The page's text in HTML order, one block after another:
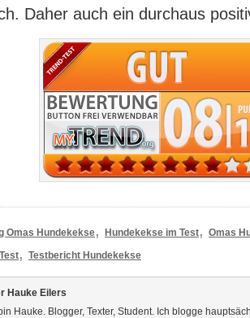
Daher auch ein durchaus
Omas Hundekekse, Hundekekse im Test, Omas
, Testbericht Hundekekse
Hauke Eilers
Hauke. Blogger, Texter, Student. Ich blogge